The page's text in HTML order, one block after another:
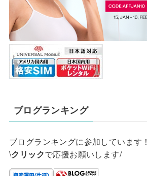
ブログランキング
ブログランキングに参加しています！
\クリックで応援お願いします/